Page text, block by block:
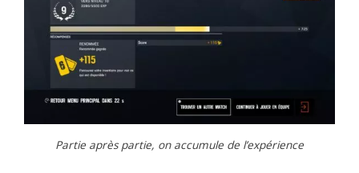
Partie après partie, on accumule de l’expérience